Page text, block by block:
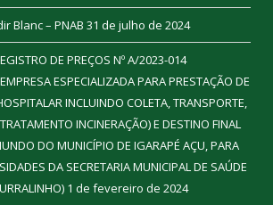
Blanc – PNAB 31 de julho de 2024
DE PREÇOS Nº A/2023-014
ESPECIALIZADA PARA PRESTAÇÃO DE
INCLUINDO COLETA, TRANSPORTE,
INCINERAÇÃO) E DESTINO FINAL
DO MUNICÍPIO DE IGARAPÉ AÇU, PARA
DA SECRETARIA MUNICIPAL DE SAÚDE
1 de fevereiro de 2024